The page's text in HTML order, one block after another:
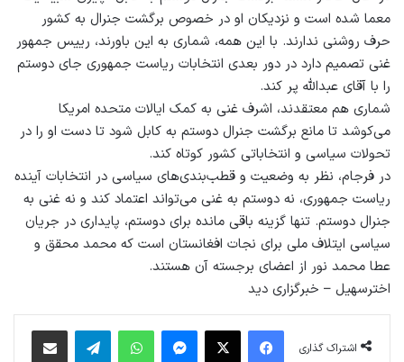
معما شده است و نزدیکان او در خصوص برگشت جنرال به کشور
حرف روشنی ندارند. با این همه، شماری به این باورند، رییس جمهور
غنی تصمیم دارد در دور بعدی انتخابات ریاست جمهوری جای دوستم
را با آقای عبدالله پر کند.
شماری هم معتقدند، اشرف غنی به کمک ایالات متحده امریکا
می‌کوشد تا مانع برگشت جنرال دوستم به کابل شود تا دست او را در
تحولات سیاسی و انتخاباتی کشور کوتاه کند.
در فرجام، نظر به وضعیت و قطب‌بندی‌های سیاسی در انتخابات آینده
ریاست جمهوری، نه دوستم به غنی می‌تواند اعتماد کند و نه غنی به
جنرال دوستم. تنها گزینه باقی مانده برای دوستم، پایداری در جریان
سیاسی ایتلاف ملی برای نجات افغانستان است که محمد محقق و
عطا محمد نور از اعضای برجسته آن هستند.
اخترسهیل – خبرگزاری دید
اشتراک گذاری
فیس بوک پیام رسان واتس آپ